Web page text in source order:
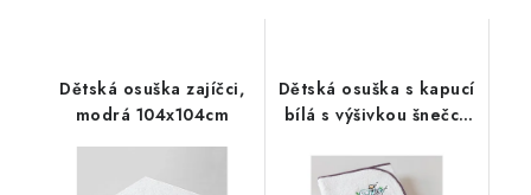
Dětská osuška zajíčci,
modrá 104x104cm
Dětská osuška s kapucí
bílá s výšivkou šnečci,